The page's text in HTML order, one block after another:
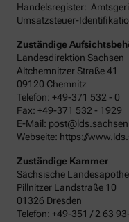
Handelsregister:
Umsatzsteuer-
Zuständige
Landesdirektion Sachsen
Altchemnitzer Straße 41
09120 Chemnitz
Telefon: +49-371 532 - 0
Fax: +49-371 532 - 1929
E-Mail:
Webseite: https://
Zuständige Kammer
Sächsische
Pillnitzer Landstraße 10
01326 Dresden
Telefon: +49-351 / 2 63